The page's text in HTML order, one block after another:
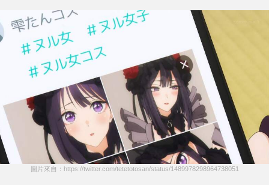
圖片來自：https://twitter.com/tetetotosan/status/1489978298964738051